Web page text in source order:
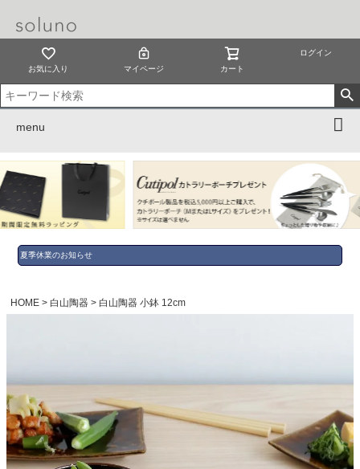
お気に入り マイページ カート
ログイン
menu
夏季休業のお知らせ
HOME 白山陶器 白山陶器 小鉢 12cm